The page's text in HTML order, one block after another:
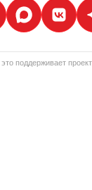
поддерживает